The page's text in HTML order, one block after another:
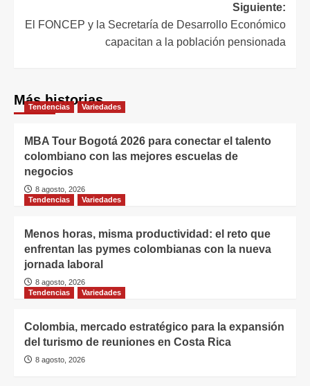
Siguiente:
El FONCEP y la Secretaría de Desarrollo Económico
capacitan a la población pensionada
Más historias
Tendencias Variedades
MBA Tour Bogotá 2026 para conectar el talento
colombiano con las mejores escuelas de
negocios
8 agosto, 2026
Tendencias
Variedades
Menos horas, misma productividad: el reto que
enfrentan las pymes colombianas con la nueva
jornada laboral
8 agosto, 2026
Tendencias
Variedades
Colombia, mercado estratégico para la expansión
del turismo de reuniones en Costa Rica
8 agosto, 2026